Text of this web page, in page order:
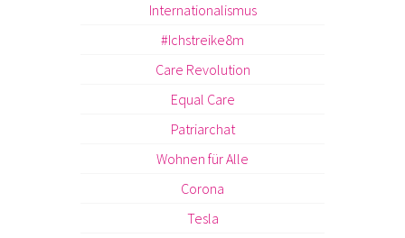
Internationalismus
#Ichstreike8m
Care Revolution
Equal Care
Patriarchat
Wohnen für Alle
Corona
Tesla